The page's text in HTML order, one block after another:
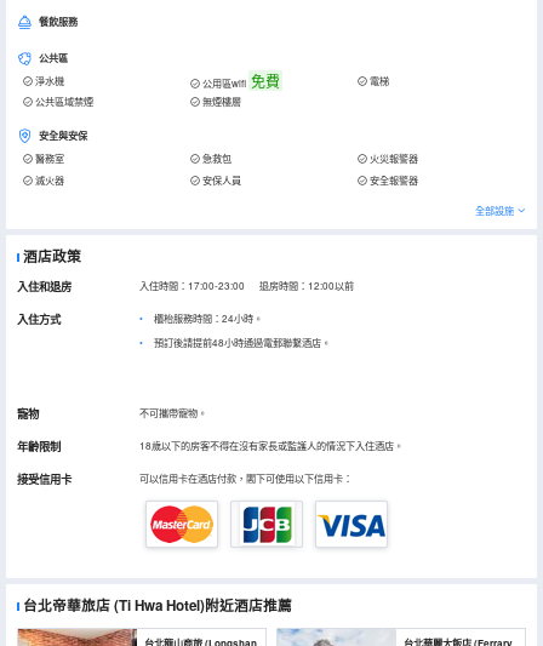
餐飲服務
公共區
淨水機 公用區wifi 免費
電梯
公共區域禁煙
無煙樓層
安全與安保
醫務室 急救包
火災報警器
滅火器
安保人員 安全報警器
全部設施
酒店政策
入住和退房 入住時間：17:00-23:00 退房時間：12:00以前
入住方式
櫃枱服務時間：24小時。
預訂後請提前48小時通過電郵聯繫酒店。
寵物 不可攜帶寵物。
年齡限制 18歲以下的房客不得在沒有家長或監護人的情況下入住酒店。
接受信用卡 可以信用卡在酒店付款，閣下可使用以下信用卡：
台北帝華旅店(Ti Hwa Hotel)附近酒店推薦